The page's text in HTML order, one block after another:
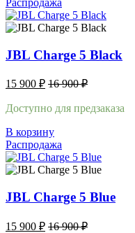
Распродажа
JBL Charge 5 Black
15 900 ₽ 16 900₽
Доступно для предзаказа
В корзину
Распродажа
JBL Charge 5 Blue
15 900 ₽ 16 900₽